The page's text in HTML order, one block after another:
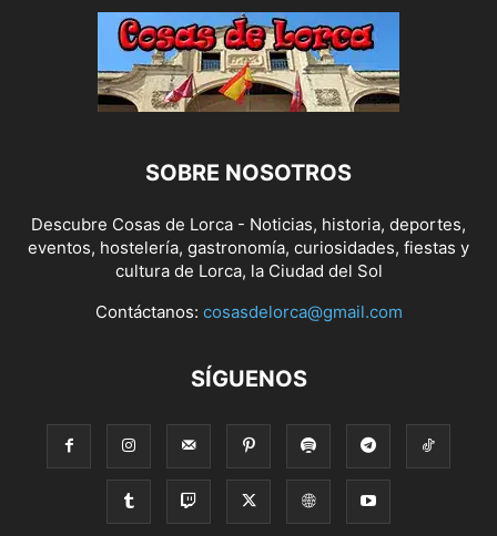
SOBRE NOSOTROS
Descubre Cosas de Lorca - Noticias, historia, deportes,
eventos, hostelería, gastronomía, curiosidades, fiestas y
cultura de Lorca, la Ciudad del Sol
Contáctanos: cosasdelorca@gmail.com
SÍGUENOS